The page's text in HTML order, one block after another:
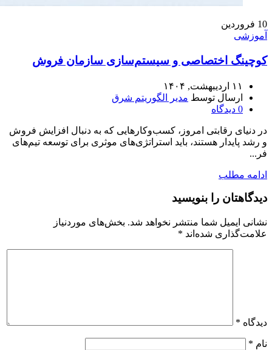
10 فروردین
آموزشی
کوچینگ اختصاصی و سیستم‌سازی سازمان فروش
۱۱ اردیبهشت, ۱۴۰۴
ارسال توسط مدیر الگوریتم شرق
0 دیدگاه
در دنیای رقابتی امروز، کسب‌وکارهایی که به دنبال افزایش فروش
و رشد پایدار هستند، باید استراتژی‌های موثری برای توسعه تیم‌های
فر...
ادامه مطلب
دیدگاهتان را بنویسید
نشانی ایمیل شما منتشر نخواهد شد. بخش‌های موردنیاز
علامت‌گذاری شده‌اند *
دیدگاه *
نام *